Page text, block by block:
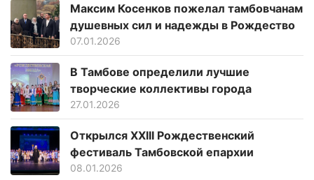
Максим Косенков пожелал тамбовчанам
душевных сил и надежды в Рождество
07.01.2026
В Тамбове определили лучшие
творческие коллективы города
27.01.2026
Открылся XXIII Рождественский
фестиваль Тамбовской епархии
08.01.2026